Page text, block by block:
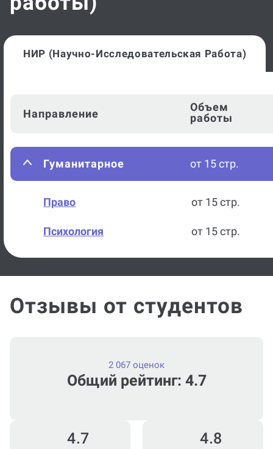
НИР (научно-Исследовательская Работа)
Направление
Объем
работы
Гуманитарное от 15 стр.
Право от 15 стр.
Психология от 15 стр.
Отзывы от студентов
Общий рейтинг: 4.7
2 067 оценок
4.7 4.8